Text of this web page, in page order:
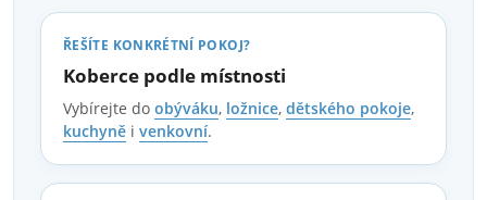
ŘEŠÍTE KONKRÉTNÍ POKOJ?
Koberce podle místnosti
Vybírejte do obýváku, ložnice, dětského pokoje,
kuchyně i venkovní.